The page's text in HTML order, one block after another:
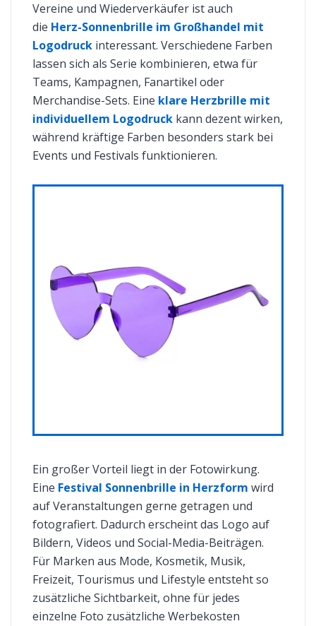
Vereine und Wiederverkäufer ist auch
die Herz-Sonnenbrille im Großhandel mit
Logodruck interessant. Verschiedene Farben
lassen sich als Serie kombinieren, etwa für
Teams, Kampagnen, Fanartikel oder
Merchandise-Sets. Eine klare Herzbrille mit
individuellem Logodruck kann dezent wirken,
während kräftige Farben besonders stark bei
Events und Festivals funktionieren.
Ein großer Vorteil liegt in der Fotowirkung.
Eine Festival Sonnenbrille in Herzform wird
auf Veranstaltungen gerne getragen und
fotografiert. Dadurch erscheint das Logo auf
Bildern, Videos und Social-Media-Beiträgen.
Für Marken aus Mode, Kosmetik, Musik,
Freizeit, Tourismus und Lifestyle entsteht so
zusätzliche Sichtbarkeit, ohne für jedes
einzelne Foto zusätzliche Werbekosten